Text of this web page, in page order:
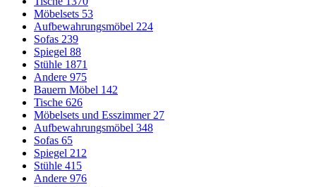
Möbelsets 53
Aufbewahrungsmöbel 224
Sofas 239
Spiegel 88
Stühle 1871
Andere 975
Bauern Möbel 142
Tische 626
Möbelsets und Esszimmer 27
Aufbewahrungsmöbel 348
Sofas 65
Spiegel 212
Stühle 415
Andere 976